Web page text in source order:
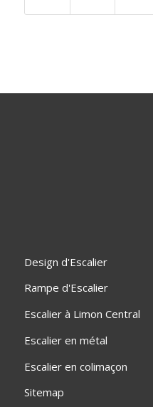
Design d'Escalier
Rampe d'Escalier
Escalier à Limon Central
Escalier en métal
Escalier en colimaçon
Sitemap